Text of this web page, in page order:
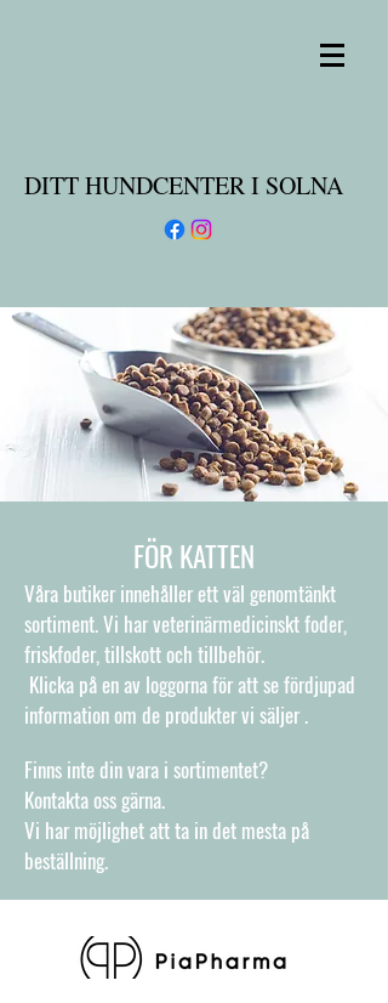
DITT HUNDCENTER I SOLNA
FÖR KATTEN
Våra butiker innehåller ett väl genomtänkt
sortiment. Vi har veterinärmedicinskt foder,
friskfoder, tillskott och tillbehör.
Klicka på en av loggorna för att se fördjupad
information om de produkter vi säljer .
Finns inte din vara i sortimentet?
Kontakta oss gärna.
Vi har möjlighet att ta in det mesta på
beställning.